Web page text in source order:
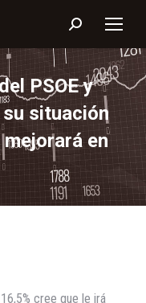
Buscar:
PSOE y
situación
en
cree que le irá